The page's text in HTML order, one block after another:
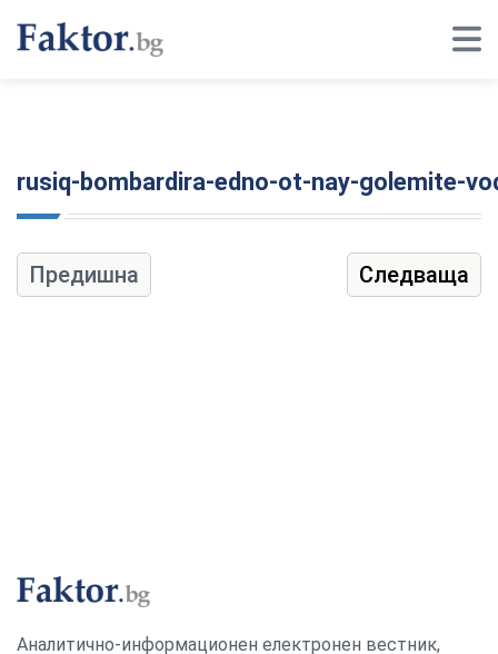
rusiq-bombardira-edno-ot-nay-golemite-
Предишна Следваща
Аналитично-информационен електронен вестник,